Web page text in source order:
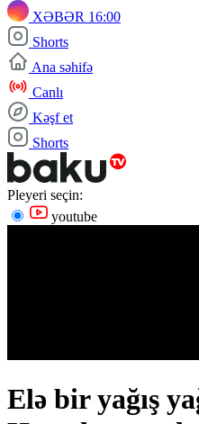
XƏBƏR 16:00
Shorts
Ana səhifə
Canlı
Kəşf et
Shorts
Pleyeri seçin:
youtube
Elə bir yağış